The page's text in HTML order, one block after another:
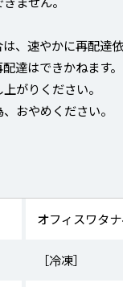
、速やかに再配達
達はできかねます。
がりください。
おやめください。
オフィスワタ
［冷凍］